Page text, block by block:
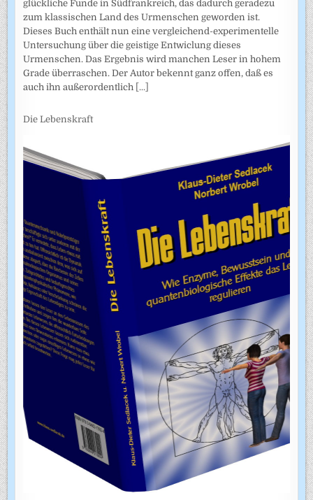
glückliche Funde in Südfrankreich, das dadurch geradezu
zum klassischen Land des Urmenschen geworden ist.
Dieses Buch enthält nun eine vergleichend-experimentelle
Untersuchung über die geistige Entwiclung dieses
Urmenschen. Das Ergebnis wird manchen Leser in hohem
Grade überraschen. Der Autor bekennt ganz offen, daß es
auch ihn außerordentlich [...]
Die Lebenskraft